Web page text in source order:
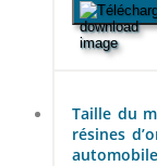
Taille du
résines